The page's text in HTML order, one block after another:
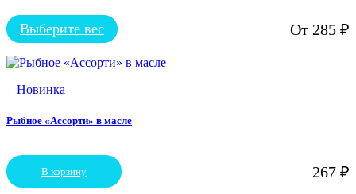
От 285 ₽
Выберите вес
Этот
имеет
вариаций.
можно
странице
товара.
Новинка
Рыбное «Ассорти» в масле
267 ₽
В корзину